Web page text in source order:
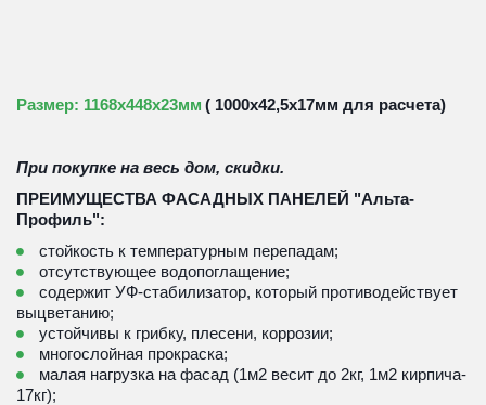
Размер: 1168х448х23мм ( 1000х42,5х17мм для расчета)
При покупке на весь дом, скидки.
ПРЕИМУЩЕСТВА ФАСАДНЫХ ПАНЕЛЕЙ "Альта-
Профиль":
стойкость к температурным перепадам;
отсутствующее водопоглащение;
содержит УФ-стабилизатор, который противодействует
выцветанию;
устойчивы к грибку, плесени, коррозии;
многослойная прокраска;
малая нагрузка на фасад (1м2 весит до 2кг, 1м2 кирпича-
17кг);